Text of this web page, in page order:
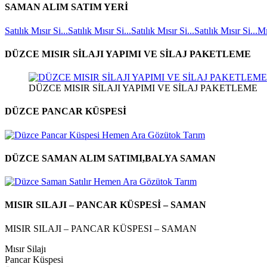
SAMAN ALIM SATIM YERİ
Satılık Mısır Si...Satılık Mısır Si...Satılık Mısır Si...Satılık Mısır Si...
DÜZCE MISIR SİLAJI YAPIMI VE SİLAJ PAKETLEME
DÜZCE MISIR SİLAJI YAPIMI VE SİLAJ PAKETLEME
DÜZCE PANCAR KÜSPESİ
DÜZCE SAMAN ALIM SATIMI,BALYA SAMAN
MISIR SILAJI – PANCAR KÜSPESİ – SAMAN
MISIR SILAJI – PANCAR KÜSPESI – SAMAN
Mısır Silajı
Pancar Küspesi